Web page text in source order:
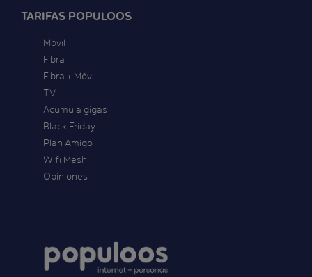
TARIFAS POPULOOS
Móvil
Fibra
Fibra + Móvil
TV
Acumula gigas
Black Friday
Plan Amigo
Wifi Mesh
Opiniones